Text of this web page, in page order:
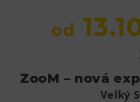
od
ZooM – nová
Velký